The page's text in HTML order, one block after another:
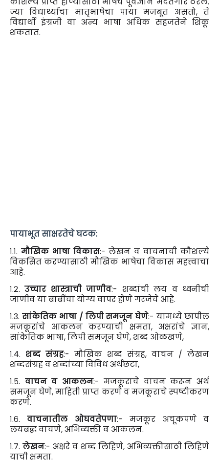
ज्या विद्यार्थ्याचा मातृभाषेचा पाया मजबूत असतो, ते
विद्यार्थी इंग्रजी वा अन्य भाषा अधिक सहजतेने शिकू
शकतात.
पायाभूत साक्षरतेचे घटक:
१.१. मौखिक भाषा विकास:- लेखन व वाचनाची कौशल्ये
विकसित करण्यासाठी मौखिक भाषेचा विकास महत्त्वाचा
आहे.
१.२.उच्चार शास्त्राची जाणीव:- शब्दांची लय व ध्वनीची
जाणीव या बाबींचा योग्य वापर होणे गरजेचे आहे.
१.३. सांकेतिक भाषा / लिपी समजून घेणे:- यामध्ये छापील
मजकूरांचे आकलन करण्याची क्षमता, अक्षरांचे ज्ञान,
सांकेतिक भाषा, लिपी समजून घेणे, शब्द ओळखणे,
१.४. शब्द संग्रह:- मौखिक शब्द संग्रह, वाचन / लेखन
शब्दसंग्रह व शब्दांच्या विविध अर्थछटा,
१.५. वाचन व आकलन:- मजकूराचे वाचन करून अर्थ
समजून घेणे, माहिती प्राप्त करणे व मजकूराचे स्पष्टीकरण
करणे.
१.६.वाचनातील ओघवतेपणा:- मजकूर अचूकपणे व
लयबद्ध वाचणे, अभिव्यक्ती व आकलन.
१.७. लेखन:- अक्षरे व शब्द लिहिणे, अभिव्यक्तीसाठी लिहिणे
याची क्षमता.